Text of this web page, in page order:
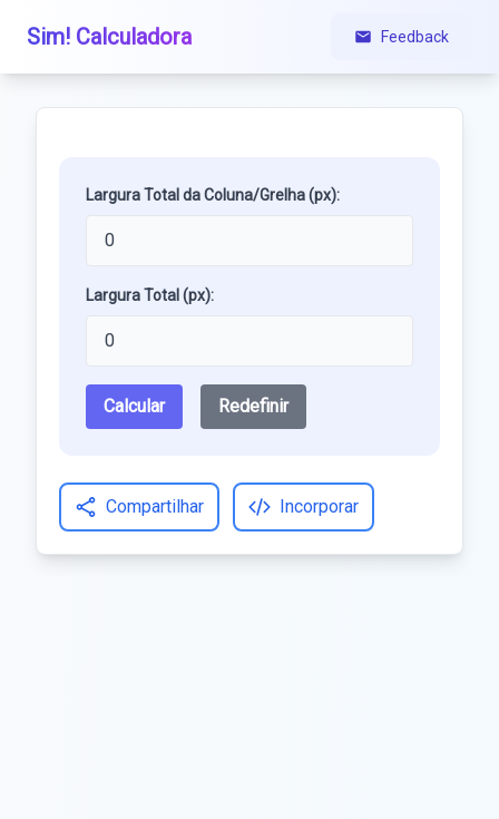
Sim! Calculadora Feedback
Largura Total da Coluna/Grelha (px):
Largura Total (px):
Calcular Redefinir
Compartilhar Incorporar